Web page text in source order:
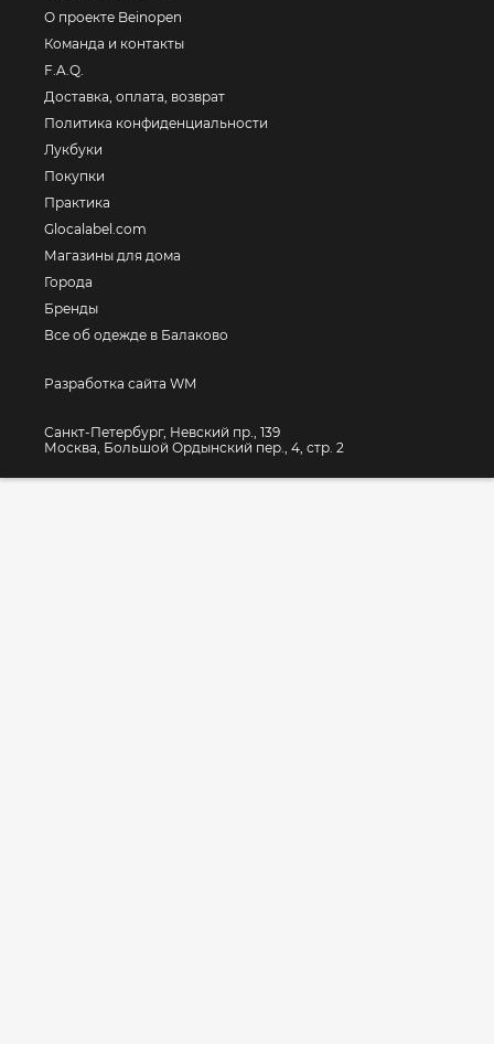
О проекте Beinopen
Команда и контакты
F.A.Q.
Доставка, оплата, возврат
Политика конфиденциальности
Лукбуки
Покупки
Практика
Glocalabel.com
Магазины для дома
Города
Бренды
Все об одежде в Балаково
Разработка сайта WM
Санкт-Петербург, Невский пр., 139
Москва, Большой Ордынский пер., 4, стр. 2